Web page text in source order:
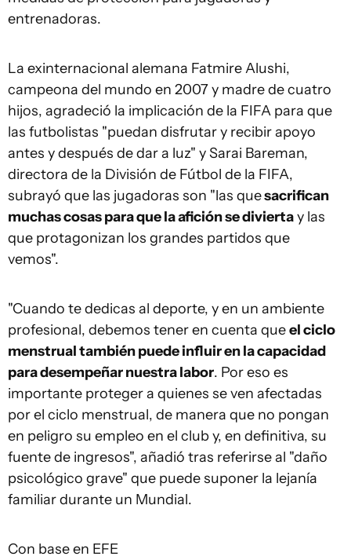
entrenadoras.
La exinternacional alemana Fatmire Alushi,
campeona del mundo en 2007 y madre de cuatro
hijos, agradeció la implicación de la FIFA para que
las futbolistas "puedan disfrutar y recibir apoyo
antes y después de dar a luz" y Sarai Bareman,
directora de la División de Fútbol de la FIFA,
subrayó que las jugadoras son "las quesacrifican
muchas cosas para que la afición se diviertay las
que protagonizan los grandes partidos que
vemos".
"Cuando te dedicas al deporte, y en un ambiente
profesional, debemos tener en cuenta queel ciclo
menstrual también puede influir en la capacidad
para desempeñar nuestra labor. Por eso es
importante proteger a quienes se ven afectadas
por el ciclo menstrual, de manera que no pongan
en peligro su empleo en el club y, en definitiva, su
fuente de ingresos", añadió tras referirse al "daño
psicológico grave" que puede suponer la lejanía
familiar durante un Mundial.
Con base en EFE